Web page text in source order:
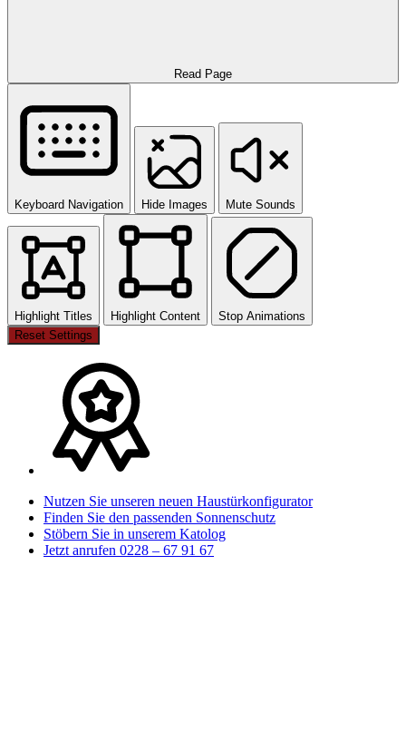
Read Page
Keyboard Navigation Hide Images Mute Sounds
Highlight Titles Highlight Content
Stop Animations
Reset Settings
Nutzen Sie unseren neuen Haustürkonfigurator
Finden Sie den passenden Sonnenschutz
Stöbern Sie in unserem Katolog
Jetzt anrufen 0228 – 67 91 67